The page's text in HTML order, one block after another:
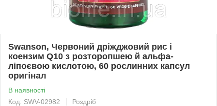
Swanson, Червоний дріжджовий рис і
коензим Q10 з розторопшею й альфа-
ліпоєвою кислотою, 60 рослинних капсул
оригінал
В наявності
Код: SWV-02982
Роздріб